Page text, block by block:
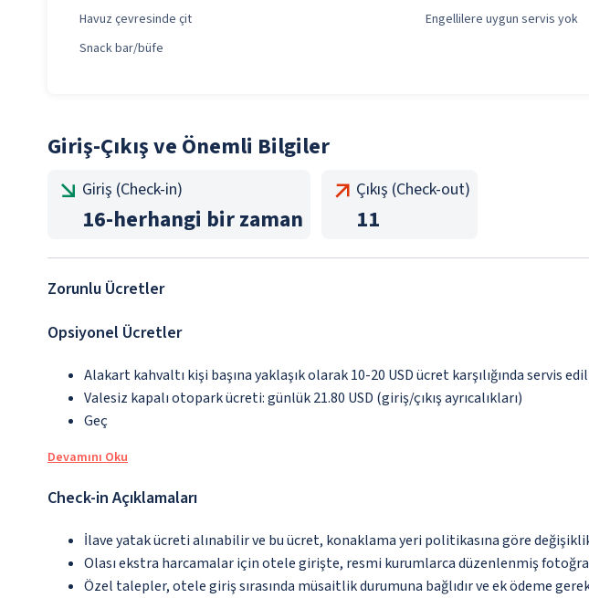
Havuz çevresinde çit
Engellilere uygun servis yok
Snack bar/büfe
Giriş-Çıkış ve Önemli Bilgiler
Giriş (Check-in)
16-herhangi bir zaman
Çıkış (Check-out)
11
Zorunlu Ücretler
Opsiyonel Ücretler
Alakart kahvaltı kişi başına yaklaşık olarak 10-20 USD ücret karşılığında servis
Valesiz kapalı otopark ücreti: günlük 21.80 USD (giriş/çıkış ayrıcalıkları)
Geç
Devamını Oku
Check-in Açıklamaları
İlave yatak ücreti alınabilir ve bu ücret, konaklama yeri politikasına göre
Olası ekstra harcamalar için otele girişte, resmi kurumlarca düzenlenmiş
Özel talepler, otele giriş sırasında müsaitlik durumuna bağlıdır ve ek ödeme